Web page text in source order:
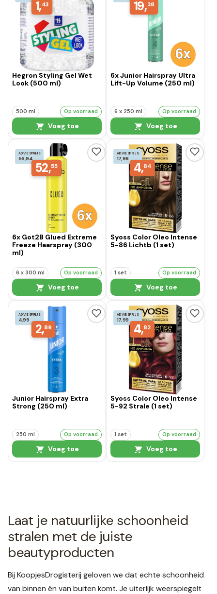
1,43
Hegron Styling Gel Wet
Look (500 ml)
500 ml Op voorraad
Voeg toe
19,38
6x Junior Hairspray Ultra
Lift-Up Volume (250 ml)
6 x 250 ml Op voorraad
Voeg toe
ADVIESPRIJS
56,94
52,55
6x Got2B Glued Extreme
Freeze Haarspray (300
ml)
6 x 300 ml Op voorraad
Voeg toe
ADVIESPRIJS
17,99
4,84
Syoss Color Oleo Intense
5-86 Lichtb (1 set)
1 set Op voorraad
Voeg toe
ADVIESPRIJS
4,99
2,89
Junior Hairspray Extra
Strong (250 ml)
250 ml Op voorraad
Voeg toe
ADVIESPRIJS
17,99
4,82
Syoss Color Oleo Intense
5-92 Strale (1 set)
1 set Op voorraad
Voeg toe
Laat je natuurlijke schoonheid
stralen met de juiste
beautyproducten
Bij KoopjesDrogisterij geloven we dat echte schoonheid
van binnen én van buiten komt. Je uiterlijk weerspiegelt